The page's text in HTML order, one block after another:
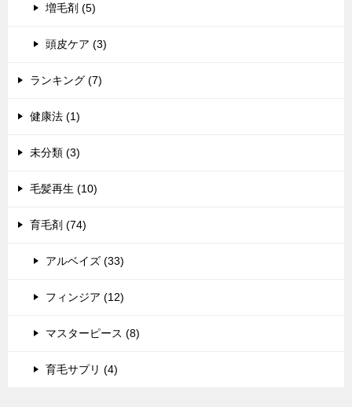
増毛剤 (5)
頭皮ケア (3)
ランキング (7)
健康法 (1)
未分類 (3)
毛髪再生 (10)
育毛剤 (74)
アルベイズ (33)
フィンジア (12)
マスターピース (8)
育毛サプリ (4)